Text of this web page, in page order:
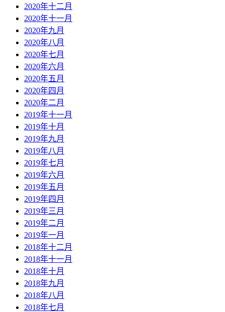
2020年十二月
2020年十一月
2020年九月
2020年八月
2020年七月
2020年六月
2020年五月
2020年四月
2020年二月
2019年十一月
2019年十月
2019年九月
2019年八月
2019年七月
2019年六月
2019年五月
2019年四月
2019年三月
2019年二月
2019年一月
2018年十二月
2018年十一月
2018年十月
2018年九月
2018年八月
2018年七月